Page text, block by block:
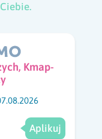
Kmap-
Aplikuj